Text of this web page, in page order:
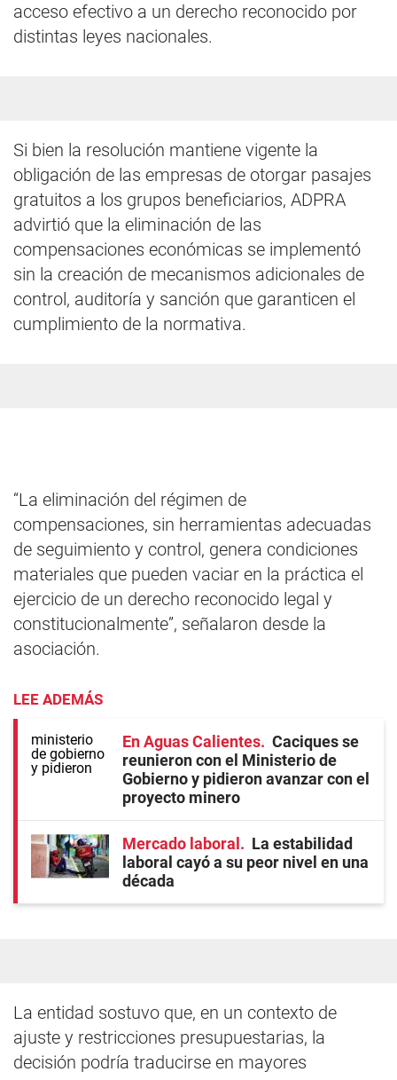
acceso efectivo a un derecho reconocido por
distintas leyes nacionales.
Si bien la resolución mantiene vigente la
obligación de las empresas de otorgar pasajes
gratuitos a los grupos beneficiarios, ADPRA
advirtió que la eliminación de las
compensaciones económicas se implementó
sin la creación de mecanismos adicionales de
control, auditoría y sanción que garanticen el
cumplimiento de la normativa.
“La eliminación del régimen de
compensaciones, sin herramientas adecuadas
de seguimiento y control, genera condiciones
materiales que pueden vaciar en la práctica el
ejercicio de un derecho reconocido legal y
constitucionalmente”, señalaron desde la
asociación.
LEE ADEMÁS
En Aguas Calientes
Caciques se
reunieron con el Ministerio de
Gobierno y pidieron avanzar con el
proyecto minero
Mercado laboral
La estabilidad
laboral cayó a su peor nivel en una
década
La entidad sostuvo que, en un contexto de
ajuste y restricciones presupuestarias, la
decisión podría traducirse en mayores